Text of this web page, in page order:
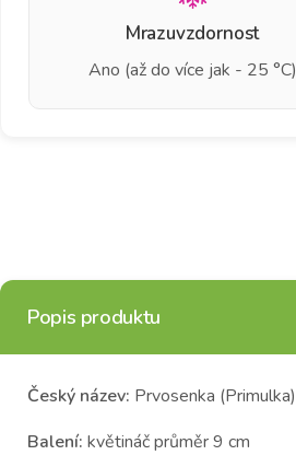
Mrazuvzdornost
Ano (až do více jak - 25 °C)
Popis produktu
Český název: Prvosenka (Primulka)
Balení: květináč průměr 9 cm